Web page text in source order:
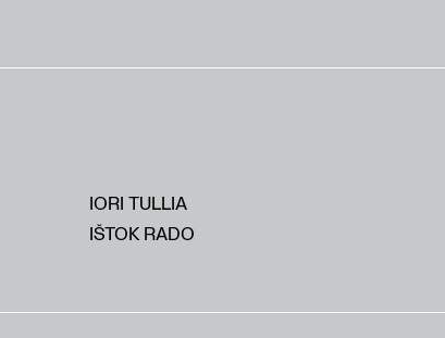
IORI TULLIA
IŠTOK RADO